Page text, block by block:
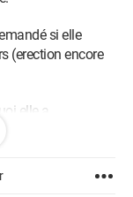
si elle
(erection encore
elle a
allait le faire. je